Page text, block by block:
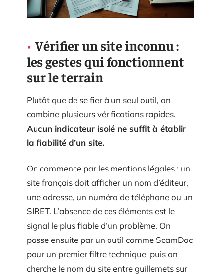
Vérifier un site inconnu :
les gestes qui fonctionnent
sur le terrain
Plutôt que de se fier à un seul outil, on
combine plusieurs vérifications rapides.
Aucun indicateur isolé ne suffit à établir
la fiabilité d’un site.
On commence par les mentions légales : un
site français doit afficher un nom d’éditeur,
une adresse, un numéro de téléphone ou un
SIRET. L’absence de ces éléments est le
signal le plus fiable d’un problème. On
passe ensuite par un outil comme ScamDoc
pour un premier filtre technique, puis on
cherche le nom du site entre guillemets sur